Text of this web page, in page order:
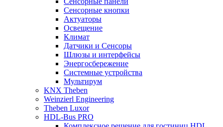
Сенсорные кнопки
Актуаторы
Освещение
Климат
Датчики и Сенсоры
Шлюзы и интерфейсы
Энергосбережение
Системные устройства
Мультирум
KNX Theben
Weinzierl Engineering
Theben Luxor
HDL-Bus PRO